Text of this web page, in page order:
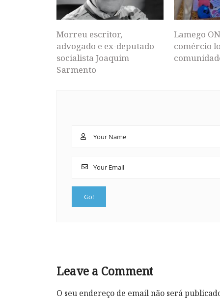
Morreu escritor,
advogado e ex-deputado
socialista Joaquim
Sarmento
Lamego
comércio
Leave a Comment
O seu endereço de email não será